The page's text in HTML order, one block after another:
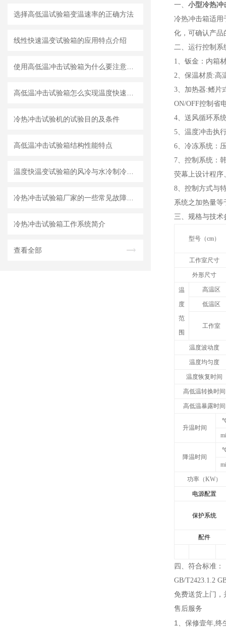
选择高低温试验箱变温速率的正确方法
线性快速温变试验箱的应用特点介绍
冷热冲击试验机的试验目的及条件
高低温冲击试验箱结构性能特点
冷热冲击试验箱工作系统简介
查看全部
一、 小型冷热冲
冷热冲击箱适用
化，可确认产品
二、运行控制系
1、钣金：内箱
2、保温材质:高
3、加热器:鳍片
ON/OFF控制省
4、送风循环系
5、温度冲击执
6、冷冻系统：
7、控制系统：
荧幕上设计程序
8、控制方式与
系统之加热量等
三、 规格与技术
型号（cm）
工作室尺寸
外形尺寸
温
度
范
围
高温区
低温区
工作室
温度波动度
温度均匀度
温度恢复时间
高低温转换时间
高低温暴露时间
升温时间
降温时间
功率（KW）
电源配置
保护系统
配件
四、符合标准：
GB/T2423.1.2
免费送货上门，
售后服务
1 、保修壹年, 终